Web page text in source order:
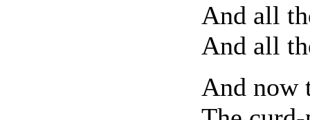
And all
And all
And now